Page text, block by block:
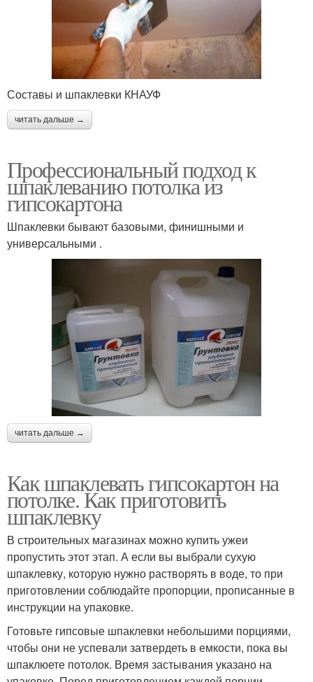
Составы и шпаклевки КНАУФ
читать дальше →
Профессиональный подход к
шпаклеванию потолка из
гипсокартона
Шпаклевки бывают базовыми, финишными и
универсальными .
читать дальше →
Как шпаклевать гипсокартон на
потолке. Как приготовить
шпаклевку
В строительных магазинах можно купить ужеи
пропустить этот этап. А если вы выбрали сухую
шпаклевку, которую нужно растворять в воде, то при
приготовлении соблюдайте пропорции, прописанные в
инструкции на упаковке.
Готовьте гипсовые шпаклевки небольшими порциями,
чтобы они не успевали затвердеть в емкости, пока вы
шпаклюете потолок. Время застывания указано на